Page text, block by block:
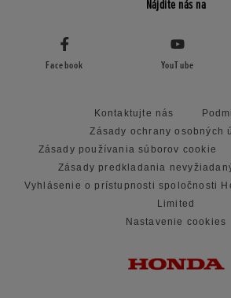
Nájdite nás na
Facebook YouTube
Kontaktujte nás
Zásady ochrany osobných
Zásady používania súborov cookie
Zásady predkladania
Vyhlásenie o prístupnosti spoločnosti
Limited
Nastavenie cookies